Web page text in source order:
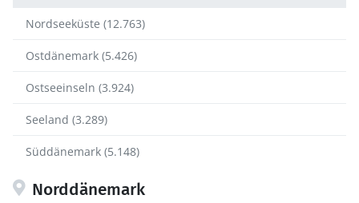
Nordseeküste (12.763)
Ostdänemark (5.426)
Ostseeinseln (3.924)
Seeland (3.289)
Süddänemark (5.148)
Norddänemark